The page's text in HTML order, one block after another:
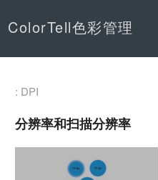
ColorTell色彩管理
: DPI
分辨率和扫描分辨率